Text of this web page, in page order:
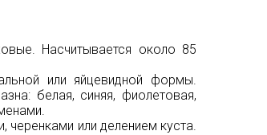
Насчитывается около 85
или яйцевидной формы.
белая, синяя, фиолетовая,
или делением куста.